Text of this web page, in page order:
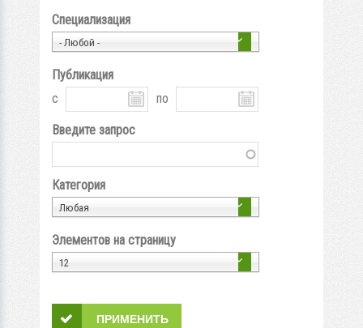
Специализация
- Любой -
Публикация
с
по
Введите запрос
Категория
Любая
Элементов на страницу
12